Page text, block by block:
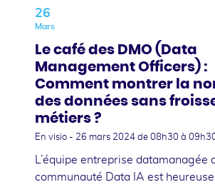
26
Mars
Le café des DMO (Data
Management Officers) :
Comment montrer la
des données sans
métiers ?
En visio - 26 mars 2024 de 08h30 à
L’équipe entreprise datamanagée
communauté Data IA est